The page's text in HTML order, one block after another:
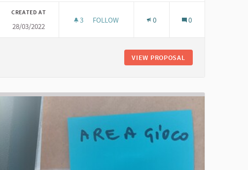
SPORTIVI
E RIVENDITA DI OGGETTI SPORTIVI
CREATED AT
28/03/2022
3 3 FOLLOWERS
FOLLOW 0 0
VIEW PROPOSAL